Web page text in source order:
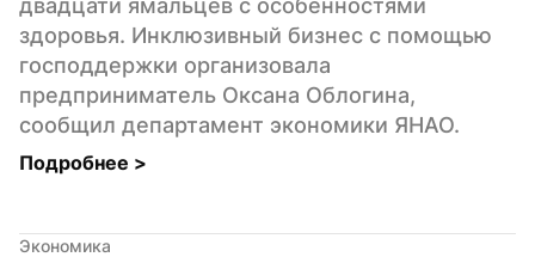
двадцати ямальцев с особенностями
здоровья. Инклюзивный бизнес с помощью
господдержки организовала
предприниматель Оксана Облогина,
сообщил департамент экономики ЯНАО.
Подробнее >
Экономика